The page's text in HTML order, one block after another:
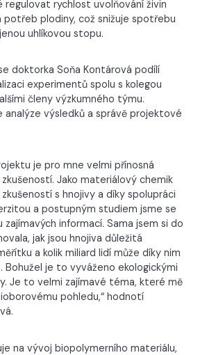
regulovat rychlost uvolňování živin
potřeb plodiny, což snižuje spotřebu
uhlíkovou stopu.
doktorka Soňa Kontárová podílí
experimentů spolu s kolegou
členy výzkumného týmu.
analýze výsledků a správě projektové
je pro mne velmi přínosná
Jako materiálový chemik
s hnojivy a díky spolupráci
a postupným studiem jsme se
informací. Sama jsem si do
jak jsou hnojiva důležitá
a kolik miliard lidí může díky nim
Bohužel je to vyváženo ekologickými
Je to velmi zajímavé téma, které mě
pohledu,“ hodnotí
na vývoj biopolymerního materiálu,